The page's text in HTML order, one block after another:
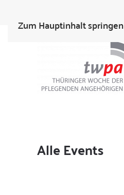
Zum Hauptinhalt springen
Alle Events